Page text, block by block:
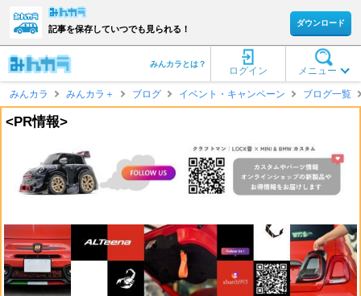
記事を保存していつでも見られる！
ダウンロード
メニュー
ログイン
みんカラとは？
みんカラ みんカラ＋ ブログ イベント・キャンペーン ブログ一覧
<PR情報>